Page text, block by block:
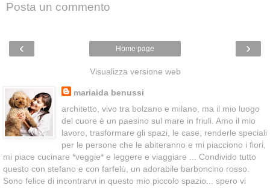
Posta un commento
‹ ›
Home page
Visualizza versione web
mariaida benussi
architetto, vivo tra bolzano e milano, ma il mio luogo
del cuore è un paesino sul mare in friuli. Amo il mio
lavoro, trasformare gli spazi, le case, renderle speciali
per le persone che le abiteranno e mi piacciono i fiori,
mi piace cucinare *veggie* e leggere e viaggiare ... Condivido tutto
questo con stefano e con farfelù, un adorabile barboncino rosso.
Sono felice di incontrarvi in questo mio piccolo spazio... spero vi